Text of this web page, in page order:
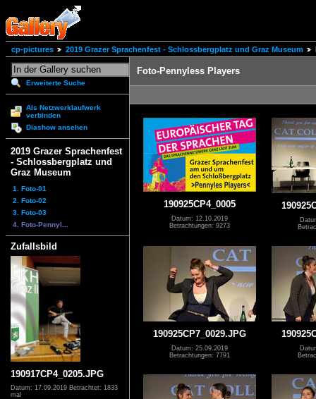
cp-pictures 2019 Grazer Sprachenfest - Schlossbergplatz und Graz Museum
Erweiterte Suche
Als Netzwerklaufwerk
verbinden
Diashow ansehen
2019 Grazer Sprachenfest
- Schlossbergplatz und
Graz Museum
1. Foto-01
2. Foto-02
3. Foto-03
4. Foto-Pennyl...
Zufallsbild
190917CP4_0205.JPG
Datum: 17.09.2019 Betrachtet: 1833
mal
Foto-Pennyless Players
190925CP4_0005
Datum: 12.10.2019
Betrachtungen: 9273
190925CP7_0029.JPG
Datum: 25.09.2019
Betrachtungen: 7791